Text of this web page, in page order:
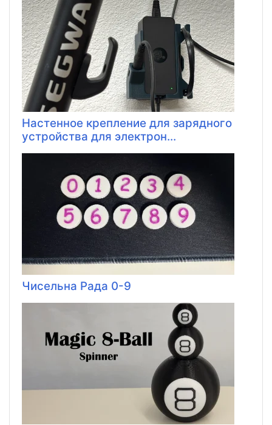
Настенное крепление для зарядного
устройства для электрон...
Чисельна Рада 0-9